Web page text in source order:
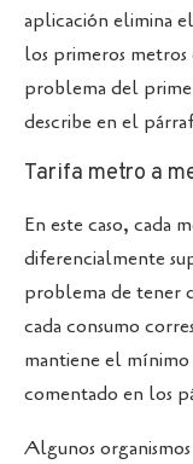
aplicación elimina
los primeros
problema del
describe en el
Tarifa metro a
En este caso, cada
diferencialmente
problema de tener
cada consumo
mantiene el
comentado en los
Algunos